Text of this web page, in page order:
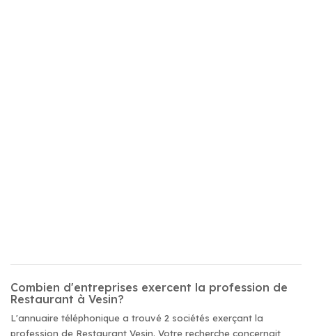
Combien d'entreprises exercent la profession de
Restaurant à Vesin?
L'annuaire téléphonique a trouvé 2 sociétés exerçant la
profession de Restaurant Vesin. Votre recherche concernait